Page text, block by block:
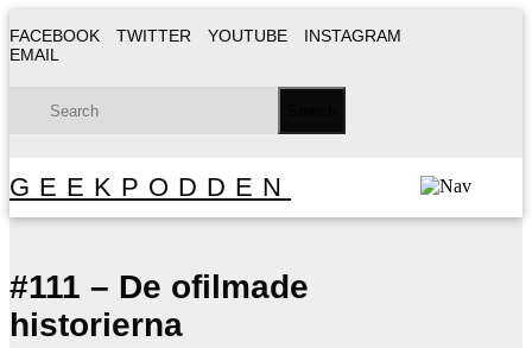
FACEBOOK TWITTER YOUTUBE
INSTAGRAM
EMAIL
GEEKPODDEN
#111 – De ofilmade
historierna